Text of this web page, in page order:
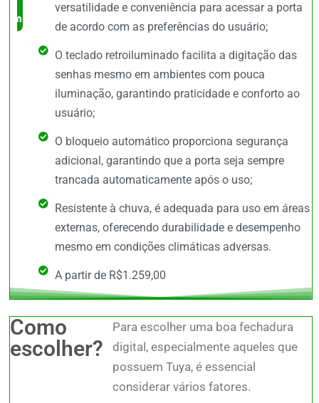
mercado
versatilidade e conveniência para acessar a porta
de acordo com as preferências do usuário;
O teclado retroiluminado facilita a digitação das
senhas mesmo em ambientes com pouca
iluminação, garantindo praticidade e conforto ao
usuário;
O bloqueio automático proporciona segurança
adicional, garantindo que a porta seja sempre
trancada automaticamente após o uso;
Resistente à chuva, é adequada para uso em áreas
externas, oferecendo durabilidade e desempenho
mesmo em condições climáticas adversas.
A partir de R$1.259,00
Como
escolher?
Para escolher uma boa fechadura
digital, especialmente aqueles que
possuem Tuya, é essencial
considerar vários fatores.